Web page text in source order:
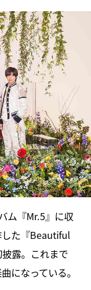
ム『Mr.5』に収
した『Beautiful
露。これまで
になっている。